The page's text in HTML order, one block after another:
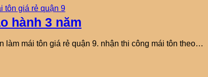
hành 3 năm
mái tôn giá rẻ quận 9. nhận thi công mái tôn theo…